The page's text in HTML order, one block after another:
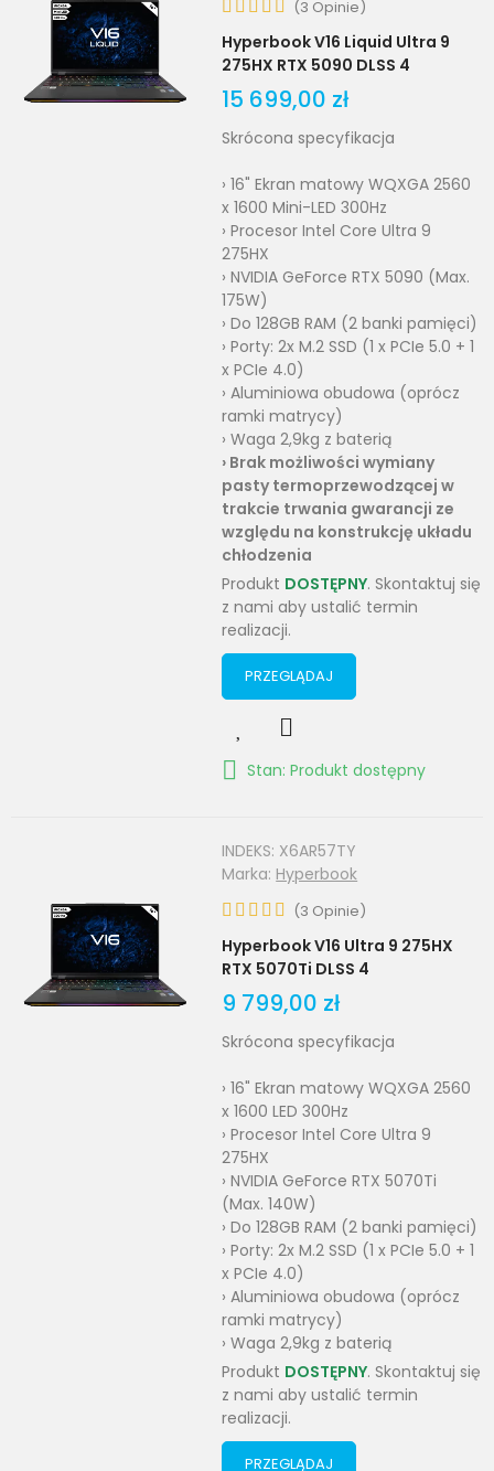
(3 Opinie)
Hyperbook V16 Liquid Ultra 9
275HX RTX 5090 DLSS 4
15 699,00 zł
Skrócona specyfikacja
› 16" Ekran matowy WQXGA 2560
x 1600 Mini-LED 300Hz
› Procesor Intel Core Ultra 9
275HX
› NVIDIA GeForce RTX 5090 (Max.
175W)
› Do 128GB RAM (2 banki pamięci)
› Porty: 2x M.2 SSD (1 x PCIe 5.0 + 1
x PCIe 4.0)
› Aluminiowa obudowa (oprócz
ramki matrycy)
› Waga 2,9kg z baterią
› Brak możliwości wymiany
pasty termoprzewodzącej w
trakcie trwania gwarancji ze
względu na konstrukcję układu
chłodzenia
Produkt DOSTĘPNY. Skontaktuj się
z nami aby ustalić termin
realizacji.
PRZEGLĄDAJ
Stan: Produkt dostępny
INDEKS: X6AR57TY
Marka: Hyperbook
(3 Opinie)
Hyperbook V16 Ultra 9 275HX
RTX 5070Ti DLSS 4
9 799,00 zł
Skrócona specyfikacja
› 16" Ekran matowy WQXGA 2560
x 1600 LED 300Hz
› Procesor Intel Core Ultra 9
275HX
› NVIDIA GeForce RTX 5070Ti
(Max. 140W)
› Do 128GB RAM (2 banki pamięci)
› Porty: 2x M.2 SSD (1 x PCIe 5.0 + 1
x PCIe 4.0)
› Aluminiowa obudowa (oprócz
ramki matrycy)
› Waga 2,9kg z baterią
Produkt DOSTĘPNY. Skontaktuj się
z nami aby ustalić termin
realizacji.
PRZEGLĄDAJ